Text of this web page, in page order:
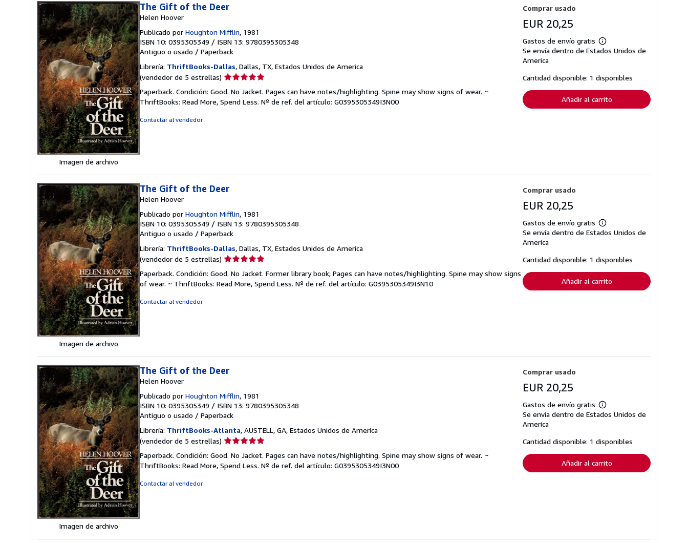
Imagen de archivo
The Gift of the Deer
Helen Hoover
Publicado por Houghton Mifflin, 1981
ISBN 10: 0395305349 / ISBN 13: 9780395305348
Antiguo o usado / Paperback
Librería: ThriftBooks-Dallas, Dallas, TX, Estados Unidos de America
(vendedor de 5 estrellas) Calificación
vendedor:
5
Paperback. Condición: Good. No Jacket. Pages can have notes/highlighting. Spine may show signs of wear. ~
ThriftBooks: Read More, Spend Less. Nº de ref. del artículo: G0395305349I3N00
Contactar al vendedor
Comprar usado
EUR 20,25
Gastos de envío gratis
Más
información
tarifas
de
envío
Se envía dentro de Estados Unidos de
America
Cantidad disponible: 1 disponibles
Añadir al carrito
Imagen de archivo
The Gift of the Deer
Helen Hoover
Publicado por Houghton Mifflin, 1981
ISBN 10: 0395305349 / ISBN 13: 9780395305348
Antiguo o usado / Paperback
Librería: ThriftBooks-Dallas, Dallas, TX, Estados Unidos de America
(vendedor de 5 estrellas) Calificación
vendedor:
5
Paperback. Condición: Good. No Jacket. Former library book; Pages can have notes/highlighting. Spine may show signs
of wear. ~ ThriftBooks: Read More, Spend Less. Nº de ref. del artículo: G0395305349I3N10
Contactar al vendedor
Comprar usado
EUR 20,25
Gastos de envío gratis
Más
información
tarifas
de
envío
Se envía dentro de Estados Unidos de
America
Cantidad disponible: 1 disponibles
Añadir al carrito
Imagen de archivo
The Gift of the Deer
Helen Hoover
Publicado por Houghton Mifflin, 1981
ISBN 10: 0395305349 / ISBN 13: 9780395305348
Antiguo o usado / Paperback
Librería: ThriftBooks-Atlanta, AUSTELL, GA, Estados Unidos de America
(vendedor de 5 estrellas) Calificación
vendedor:
5
Paperback. Condición: Good. No Jacket. Pages can have notes/highlighting. Spine may show signs of wear. ~
ThriftBooks: Read More, Spend Less. Nº de ref. del artículo: G0395305349I3N00
Contactar al vendedor
Comprar usado
EUR 20,25
Gastos de envío gratis
Más
información
tarifas
de
envío
Se envía dentro de Estados Unidos de
America
Cantidad disponible: 1 disponibles
Añadir al carrito